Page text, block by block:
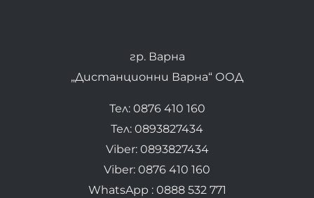
гр. Варна
„Дистанционни Варна“ ООД
Тел: 0876 410 160
Тел: 0893827434
Viber: 0893827434
Viber: 0876 410 160
WhatsApp : 0888 532 771